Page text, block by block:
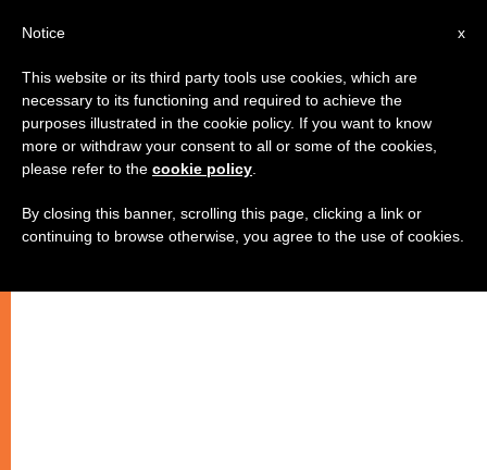
x
Notice
This website or its third party tools use cookies, which are
necessary to its functioning and required to achieve the
purposes illustrated in the cookie policy. If you want to know
more or withdraw your consent to all or some of the cookies,
please refer to the cookie policy
By closing this banner, scrolling this page, clicking a link or
continuing to browse otherwise, you agree to the use of cookies.